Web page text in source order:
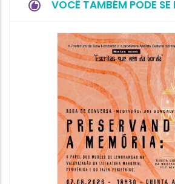
VOCÊ TAMBÉM PODE SE